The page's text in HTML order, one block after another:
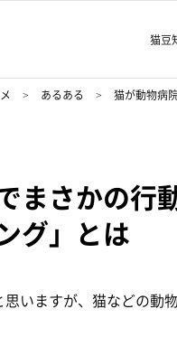
猫豆
あるある 猫が動物病
まさかの
グ」とは
いますが、猫などの動